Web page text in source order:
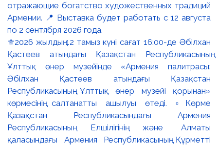
⚜️2026 жылдың 12 тамыз күні сағат 16:00-де Әбілхан
Қастеев атындағы Қазақстан Республикасының
Ұлттық өнер музейінде «Армения палитрасы:
Әбілхан Қастеев атындағы Қазақстан
Республикасының Ұлттық өнер музейі қорынан»
көрмесінің салтанатты ашылуы өтеді. ▫️Көрме
Қазақстан Республикасындағы Армения
Республикасының Елшілігінің және Алматы
қаласындағы Армения Республикасының Құрметті